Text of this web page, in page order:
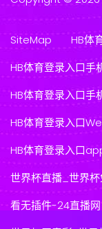
SiteMap
HB体
HB体育登录入口手
HB体育登录入口手
HB体育登录入口
HB体育登录入口
世界杯直播_世界
看无插件-24直播网